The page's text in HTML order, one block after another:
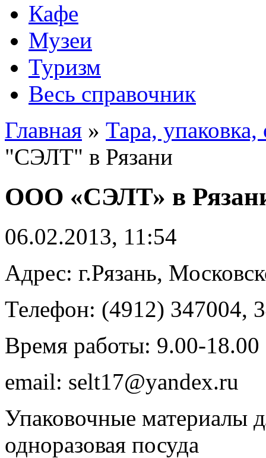
Кафе
Музеи
Туризм
Весь справочник
Главная » Тара, упаковка,
"СЭЛТ" в Рязани
ООО «СЭЛТ» в
06.02.2013, 11:54
Адрес: г.Рязань,
Телефон: (4912) 347004,
Время работы: 9.00-18.00
email: selt17@yandex.ru
Упаковочные материалы
одноразовая посуда